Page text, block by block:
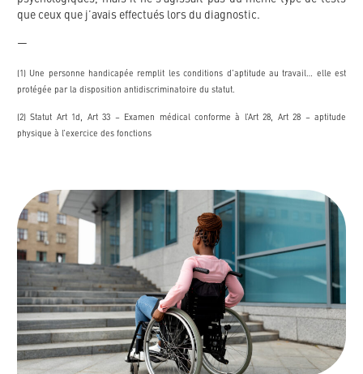
que ceux que j’avais effectués lors du diagnostic.
—
(1) Une personne handicapée remplit les conditions d’aptitude au travail… elle est
protégée par la disposition antidiscriminatoire du statut.
(2) Statut Art 1d, Art 33 – Examen médical conforme à l’Art 28, Art 28 – aptitude
physique à l’exercice des fonctions